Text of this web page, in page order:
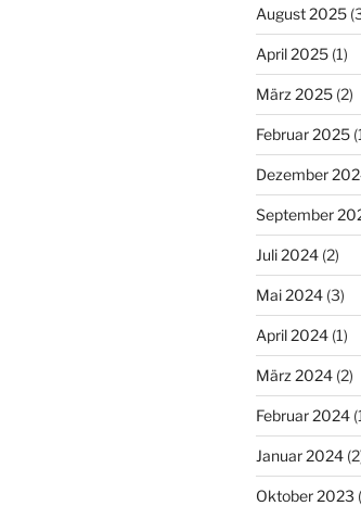
August 2025
April 2025(1)
März 2025(2)
Februar 2025
Dezember
September
Juli 2024(2)
Mai 2024(3)
April 2024(1)
März 2024(2)
Februar 2024
Januar 2024
Oktober 2023